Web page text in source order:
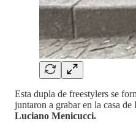
Esta dupla de freestylers se
juntaron a grabar en la casa
Luciano Menicucci.